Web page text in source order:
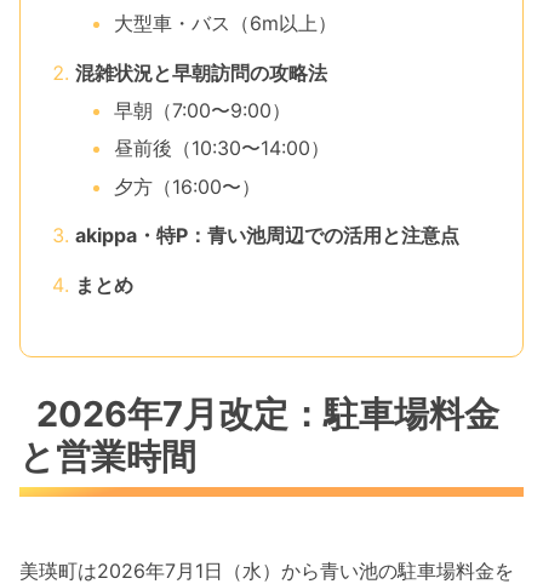
大型車・バス（6m以上）
混雑状況と早朝訪問の攻略法
早朝（7:00〜9:00）
昼前後（10:30〜14:00）
夕方（16:00〜）
akippa・特P：青い池周辺での活用と注意点
まとめ
2026年7月改定：駐車場料金
と営業時間
美瑛町は2026年7月1日（水）から青い池の駐車場料金を